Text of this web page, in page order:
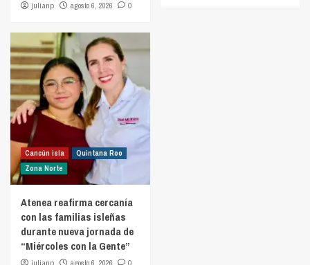
julianp agosto 6, 2026 0
Cancún isla
Quintana Roo
Zona Norte
Atenea reafirma cercanía
con las familias isleñas
durante nueva jornada de
“Miércoles con la Gente”
julianp agosto 6, 2026 0